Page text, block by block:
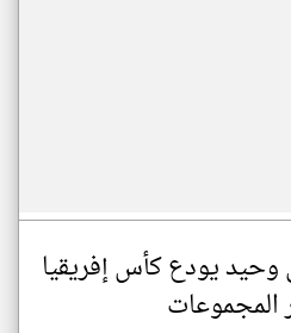
يودع كأس إفريقيا